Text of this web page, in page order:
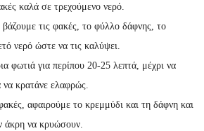
καλά σε τρεχούμενο νερό.
τις φακές, το φύλλο δάφνης, το
νερό ώστε να τις καλύψει.
φωτιά για περίπου 20-25 λεπτά, μέχρι να
κρατάνε ελαφρώς.
αφαιρούμε το κρεμμύδι και τη δάφνη και
άκρη να κρυώσουν.